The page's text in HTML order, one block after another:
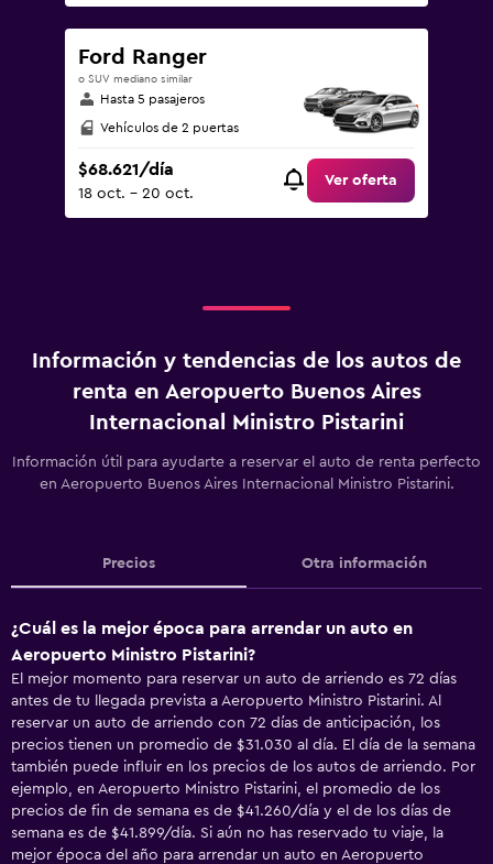
Ford Ranger
o SUV mediano similar
Hasta 5 pasajeros
Vehículos de 2 puertas
$68.621/día
18 oct. - 20 oct.
Ver oferta
Información y tendencias de los autos de
renta en Aeropuerto Buenos Aires
Internacional Ministro Pistarini
Información útil para ayudarte a reservar el auto de renta perfecto
en Aeropuerto Buenos Aires Internacional Ministro Pistarini.
Precios Otra información
¿Cuál es la mejor época para arrendar un auto en
Aeropuerto Ministro Pistarini?
El mejor momento para reservar un auto de arriendo es 72 días
antes de tu llegada prevista a Aeropuerto Ministro Pistarini. Al
reservar un auto de arriendo con 72 días de anticipación, los
precios tienen un promedio de $31.030 al día. El día de la semana
también puede influir en los precios de los autos de arriendo. Por
ejemplo, en Aeropuerto Ministro Pistarini, el promedio de los
precios de fin de semana es de $41.260/día y el de los días de
semana es de $41.899/día. Si aún no has reservado tu viaje, la
mejor época del año para arrendar un auto en Aeropuerto